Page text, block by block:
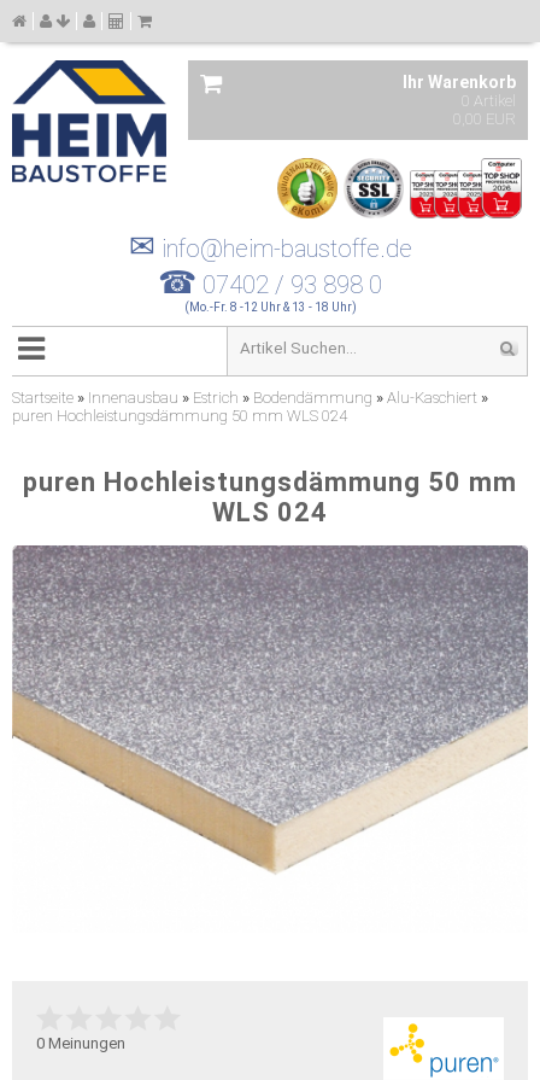
Ihr Warenkorb
0 Artikel
0,00 EUR
✉ info@heim-baustoffe.de
☎ 07402 / 93 898 0
(Mo.-Fr. 8 -12 Uhr & 13 - 18 Uhr)
Startseite » Innenausbau » Estrich » Bodendämmung » Alu-Kaschiert »
puren Hochleistungsdämmung 50 mm WLS 024
puren Hochleistungsdämmung 50 mm
WLS 024
0 Meinungen